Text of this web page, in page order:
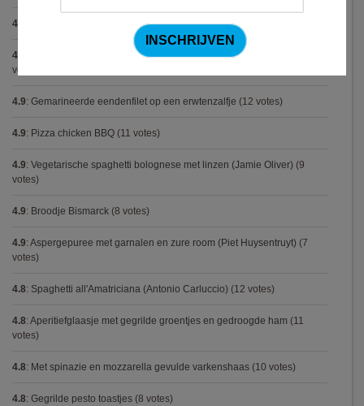
4.9 Gegrilde nougat met esdoornsiroop(13 votes)
4.9 Volkorenspaghetti in mosterdsaus met prei en spek (Colruyt)
votes)
4.9: Gemarineerde eendenfilet op een erwtenzalfje (12 votes)
4.9: Pizza chicken BBQ (11 votes)
4.9: Vegetarische spaghetti bolognese met linzen (Jamie Oliver) (9
votes)
4.9: Broodje Bismarck (8 votes)
4.9: Aspergepuree met garnalen en zure room (Piet Huysentruyt) (7
votes)
4.8: Spaghetti all'Amatriciana (Antonio Carluccio) (12 votes)
4.8: Aperitiefglaasje met gegrilde groentjes en gedroogde ham (11
votes)
4.8: Met spinazie en mozzarella gevulde varkenshaas (10 votes)
4.8: Gegrilde pesto toastjes (8 votes)